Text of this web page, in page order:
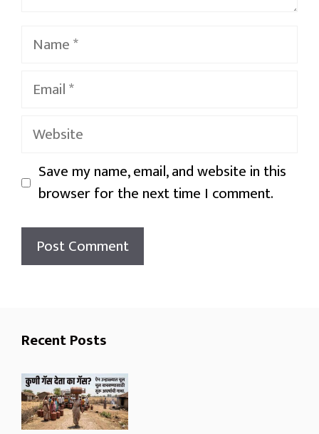
Name
Email
Website
Save my name, email, and website in this
browser for the next time I comment.
Recent Posts